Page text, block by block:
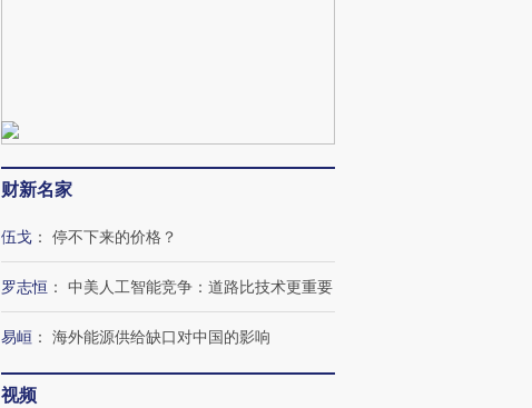
财新名家
伍戈 ： 停不下来的价格？
罗志恒 ： 中美人工智能竞争：道路比技术更重要
易峘 ： 海外能源供给缺口对中国的影响
视频